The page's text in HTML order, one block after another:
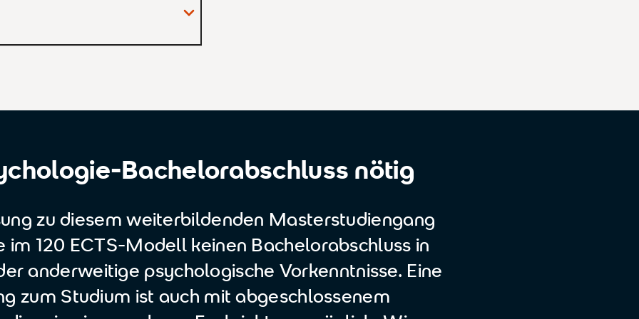
und Bewegungsförderung
und Breitensport
Bachelorabschluss nötig
zu diesem weiterbildenden Masterstudiengang
im 120 ECTS-Modell keinen Bachelorabschluss in
anderweitige psychologische Vorkenntnisse. Eine
zum Studium ist auch mit abgeschlossenem